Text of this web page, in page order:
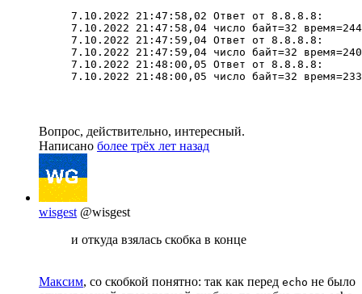
7.10.2022 21:47:58,02 Ответ от 8.8.8.8:
7.10.2022 21:47:58,04 число байт=32
7.10.2022 21:47:59,04 Ответ от 8.8.8.8:
7.10.2022 21:47:59,04 число байт=32
7.10.2022 21:48:00,05 Ответ от 8.8.8.8:
7.10.2022 21:48:00,05 число байт=32
Вопрос, действительно, интересный.
Написано более трёх лет назад
wisgest @wisgest
и откуда взялась скобка в конце
Максим, со скобкой понятно: так как перед echo не было